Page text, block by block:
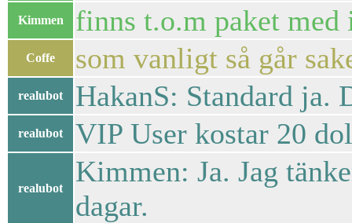
Kimmen finns t.o.m paket
Coffe som vanligt så går
realubot HakanS: Standard ja.
realubot VIP User kostar 20
realubot
Kimmen: Ja. Jag
dagar.